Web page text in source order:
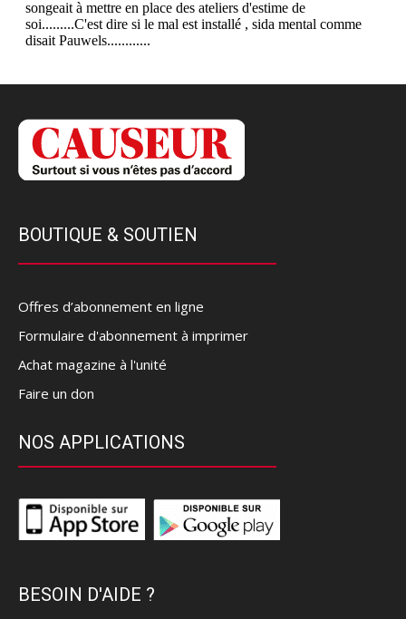
BOUTIQUE & SOUTIEN
Offres d’abonnement en ligne
Formulaire d'abonnement à imprimer
Achat magazine à l'unité
Faire un don
NOS APPLICATIONS
BESOIN D'AIDE ?